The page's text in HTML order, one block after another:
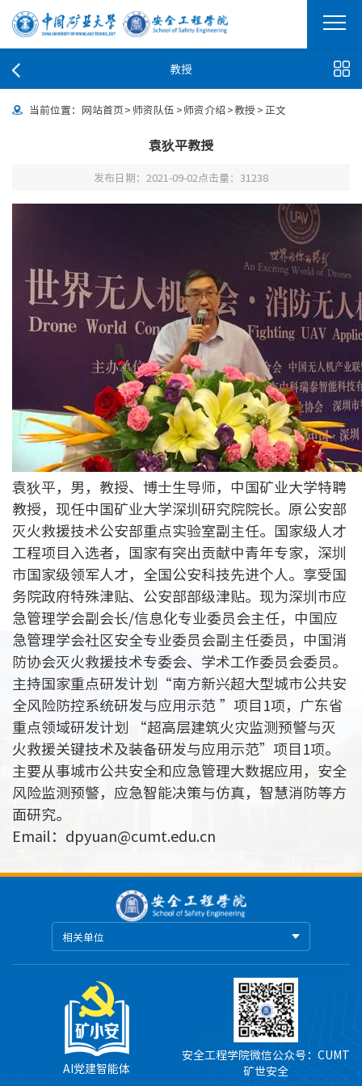
教授
当前位置： 网站首页> 师资队伍 >师资介绍 >教授 >正文
袁狄平教授
发布日期：2021-09-02点击量： 31238
袁狄平，男，教授、博士生导师，中国矿业大学特聘
教授，现任中国矿业大学深圳研究院院长。原公安部
灭火救援技术公安部重点实验室副主任。国家级人才
工程项目入选者，国家有突出贡献中青年专家，深圳
市国家级领军人才，全国公安科技先进个人。享受国
务院政府特殊津贴、公安部部级津贴。现为深圳市应
急管理学会副会长/信息化专业委员会主任，中国应
急管理学会社区安全专业委员会副主任委员，中国消
防协会灭火救援技术专委会、学术工作委员会委员。
主持国家重点研发计划“南方新兴超大型城市公共安
全风险防控系统研发与应用示范 ”项目1项，广东省
重点领域研发计划 “超高层建筑火灾监测预警与灭
火救援关键技术及装备研发与应用示范”项目1项。
主要从事城市公共安全和应急管理大数据应用，安全
风险监测预警，应急智能决策与仿真，智慧消防等方
面研究。
Email：dpyuan@cumt.edu.cn
相关单位
AI党建智能体
安全工程学院微信公众号：CUMT
矿世安全